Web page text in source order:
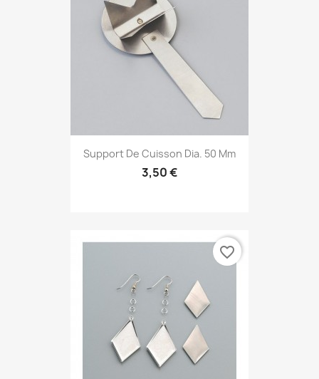
Support De Cuisson Dia. 50 Mm
3,50 €
favorite_border